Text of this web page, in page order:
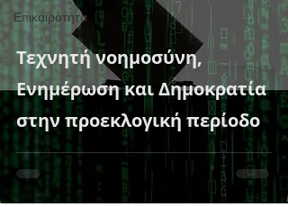
Επικαιρότητα
Τεχνητή νοημοσύνη,
Ενημέρωση και Δημοκρατία
στην προεκλογική περίοδο